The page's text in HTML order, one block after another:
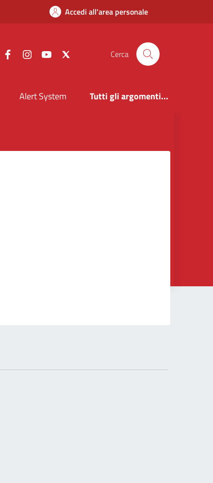
Accedi all'area personale
FacebookInstagramYouTube Cerca
Alert System Tutti gli argomenti...